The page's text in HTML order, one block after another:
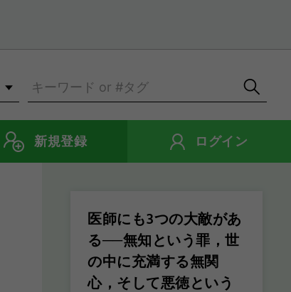
新規登録 ログイン
医師にも3つの大敵があ
る──無知という罪，世
の中に充満する無関
心，そして悪徳という